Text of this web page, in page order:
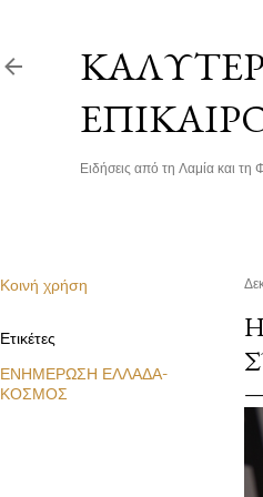
Ειδήσεις από τη Λαμία και τη
Κοινή χρήση
Ετικέτες
ΕΝΗΜΕΡΩΣΗ ΕΛΛΑΔΑ-
ΚΟΣΜΟΣ